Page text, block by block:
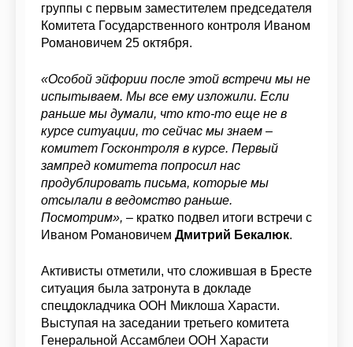
группы с первым заместителем председателя
Комитета Государственного контроля Иваном
Романовичем 25 октября.
«Особой эйфории после этой встречи мы не
испытываем. Мы все ему изложили. Если
раньше мы думали, что кто-то еще не в
курсе ситуации, то сейчас мы знаем –
комитет Госконтроля в курсе. Первый
зампред комитета попросил нас
продублировать письма, которые мы
отсылали в ведомство раньше.
Посмотрим», – кратко подвел итоги встречи с
Иваном Романовичем Дмитрий Бекалюк.
Активисты отметили, что сложившая в Бресте
ситуация была затронута в докладе
спецдокладчика ООН Миклоша Харасти.
Выступая на заседании третьего комитета
Генеральной Ассамблеи ООН Харасти